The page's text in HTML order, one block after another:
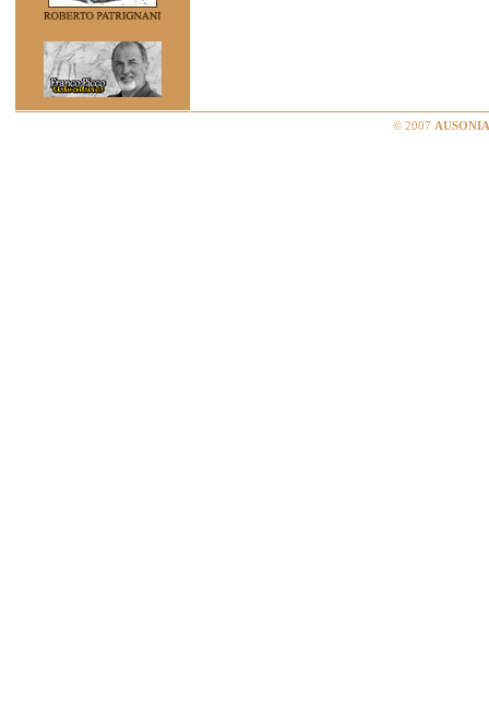
© 2007